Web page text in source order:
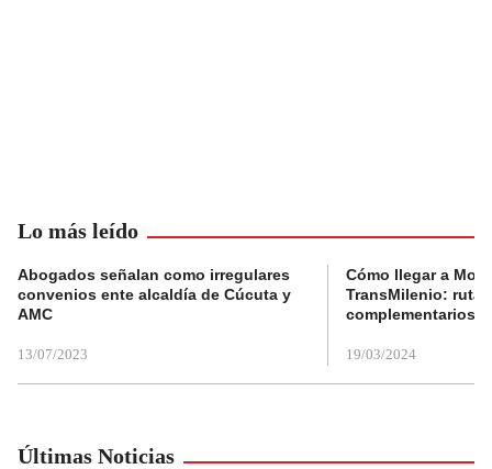
Lo más leído
Abogados señalan como irregulares
convenios ente alcaldía de Cúcuta y
AMC
13/07/2023
Cómo llegar a
TransMilenio:
complementarios
19/03/2024
Últimas Noticias